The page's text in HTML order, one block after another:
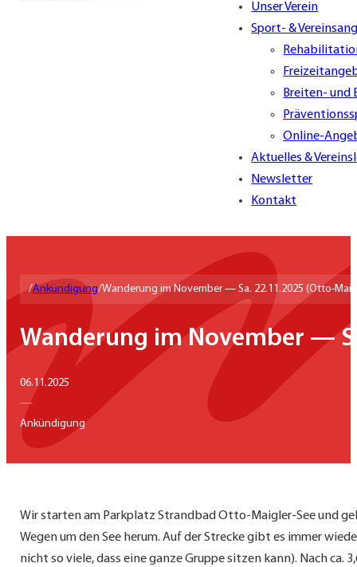
Unser Verein
Sport- &
Breiten- und
Online-
Aktuelles &
Newsletter
Kontakt
/Ankündigung/Wanderung im November — Sa. 22.11.2025 (Otto-
Wanderung im November —
06.11.2025
—
Ankündigung
Wir starten am Parkplatz Strandbad Otto-Maigler-See und
Wegen um den See herum. Auf der Strecke gibt es immer
nicht so viele, dass eine ganze Gruppe sitzen kann). Nach ca.